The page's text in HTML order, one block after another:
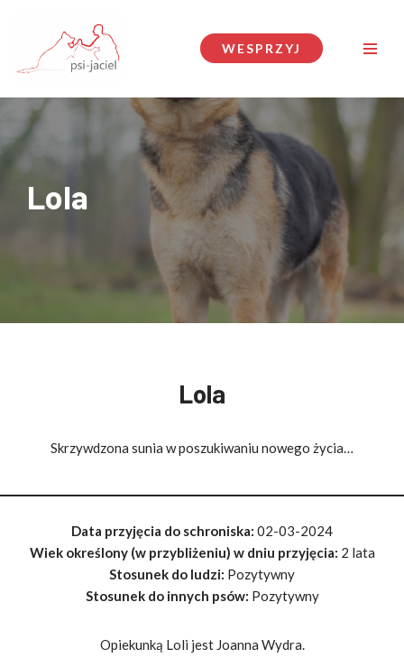
Przejdź
do
WESPRZYJ
Lola
Lola
Skrzywdzona sunia w poszukiwaniu nowego życia…
Data przyjęcia do schroniska: 02-03-2024
Wiek określony (w przybliżeniu) w dniu przyjęcia: 2 lata
Stosunek do ludzi: Pozytywny
Stosunek do innych psów: Pozytywny
Opiekunką Loli jest Joanna Wydra.